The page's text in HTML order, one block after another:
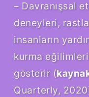
– Davranışsal
deneyleri,
insanların
kurma
gösterir (
Quarterly,